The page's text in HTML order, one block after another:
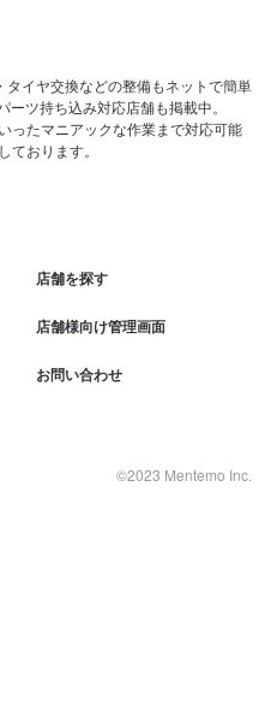
イヤ交換などの整備もネットで簡単
ツ持ち込み対応店舗も掲載中。
ったマニアックな作業まで対応可能
おります。
店舗を探す
店舗様向け管理画面
お問い合わせ
©2023 Mentemo Inc.